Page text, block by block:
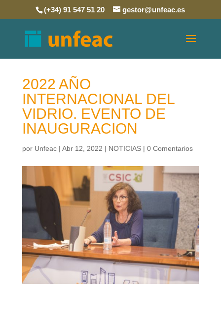
(+34) 91 547 51 20 gestor@unfeac.es
2022 AÑO
INTERNACIONAL DEL
VIDRIO. EVENTO DE
INAUGURACION
por Unfeac| Abr 12, 2022 | NOTICIAS| 0 Comentarios